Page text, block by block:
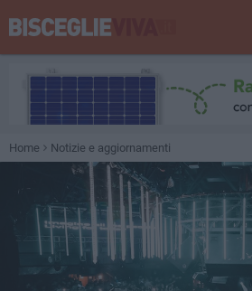
Home Notizie e aggiornamenti